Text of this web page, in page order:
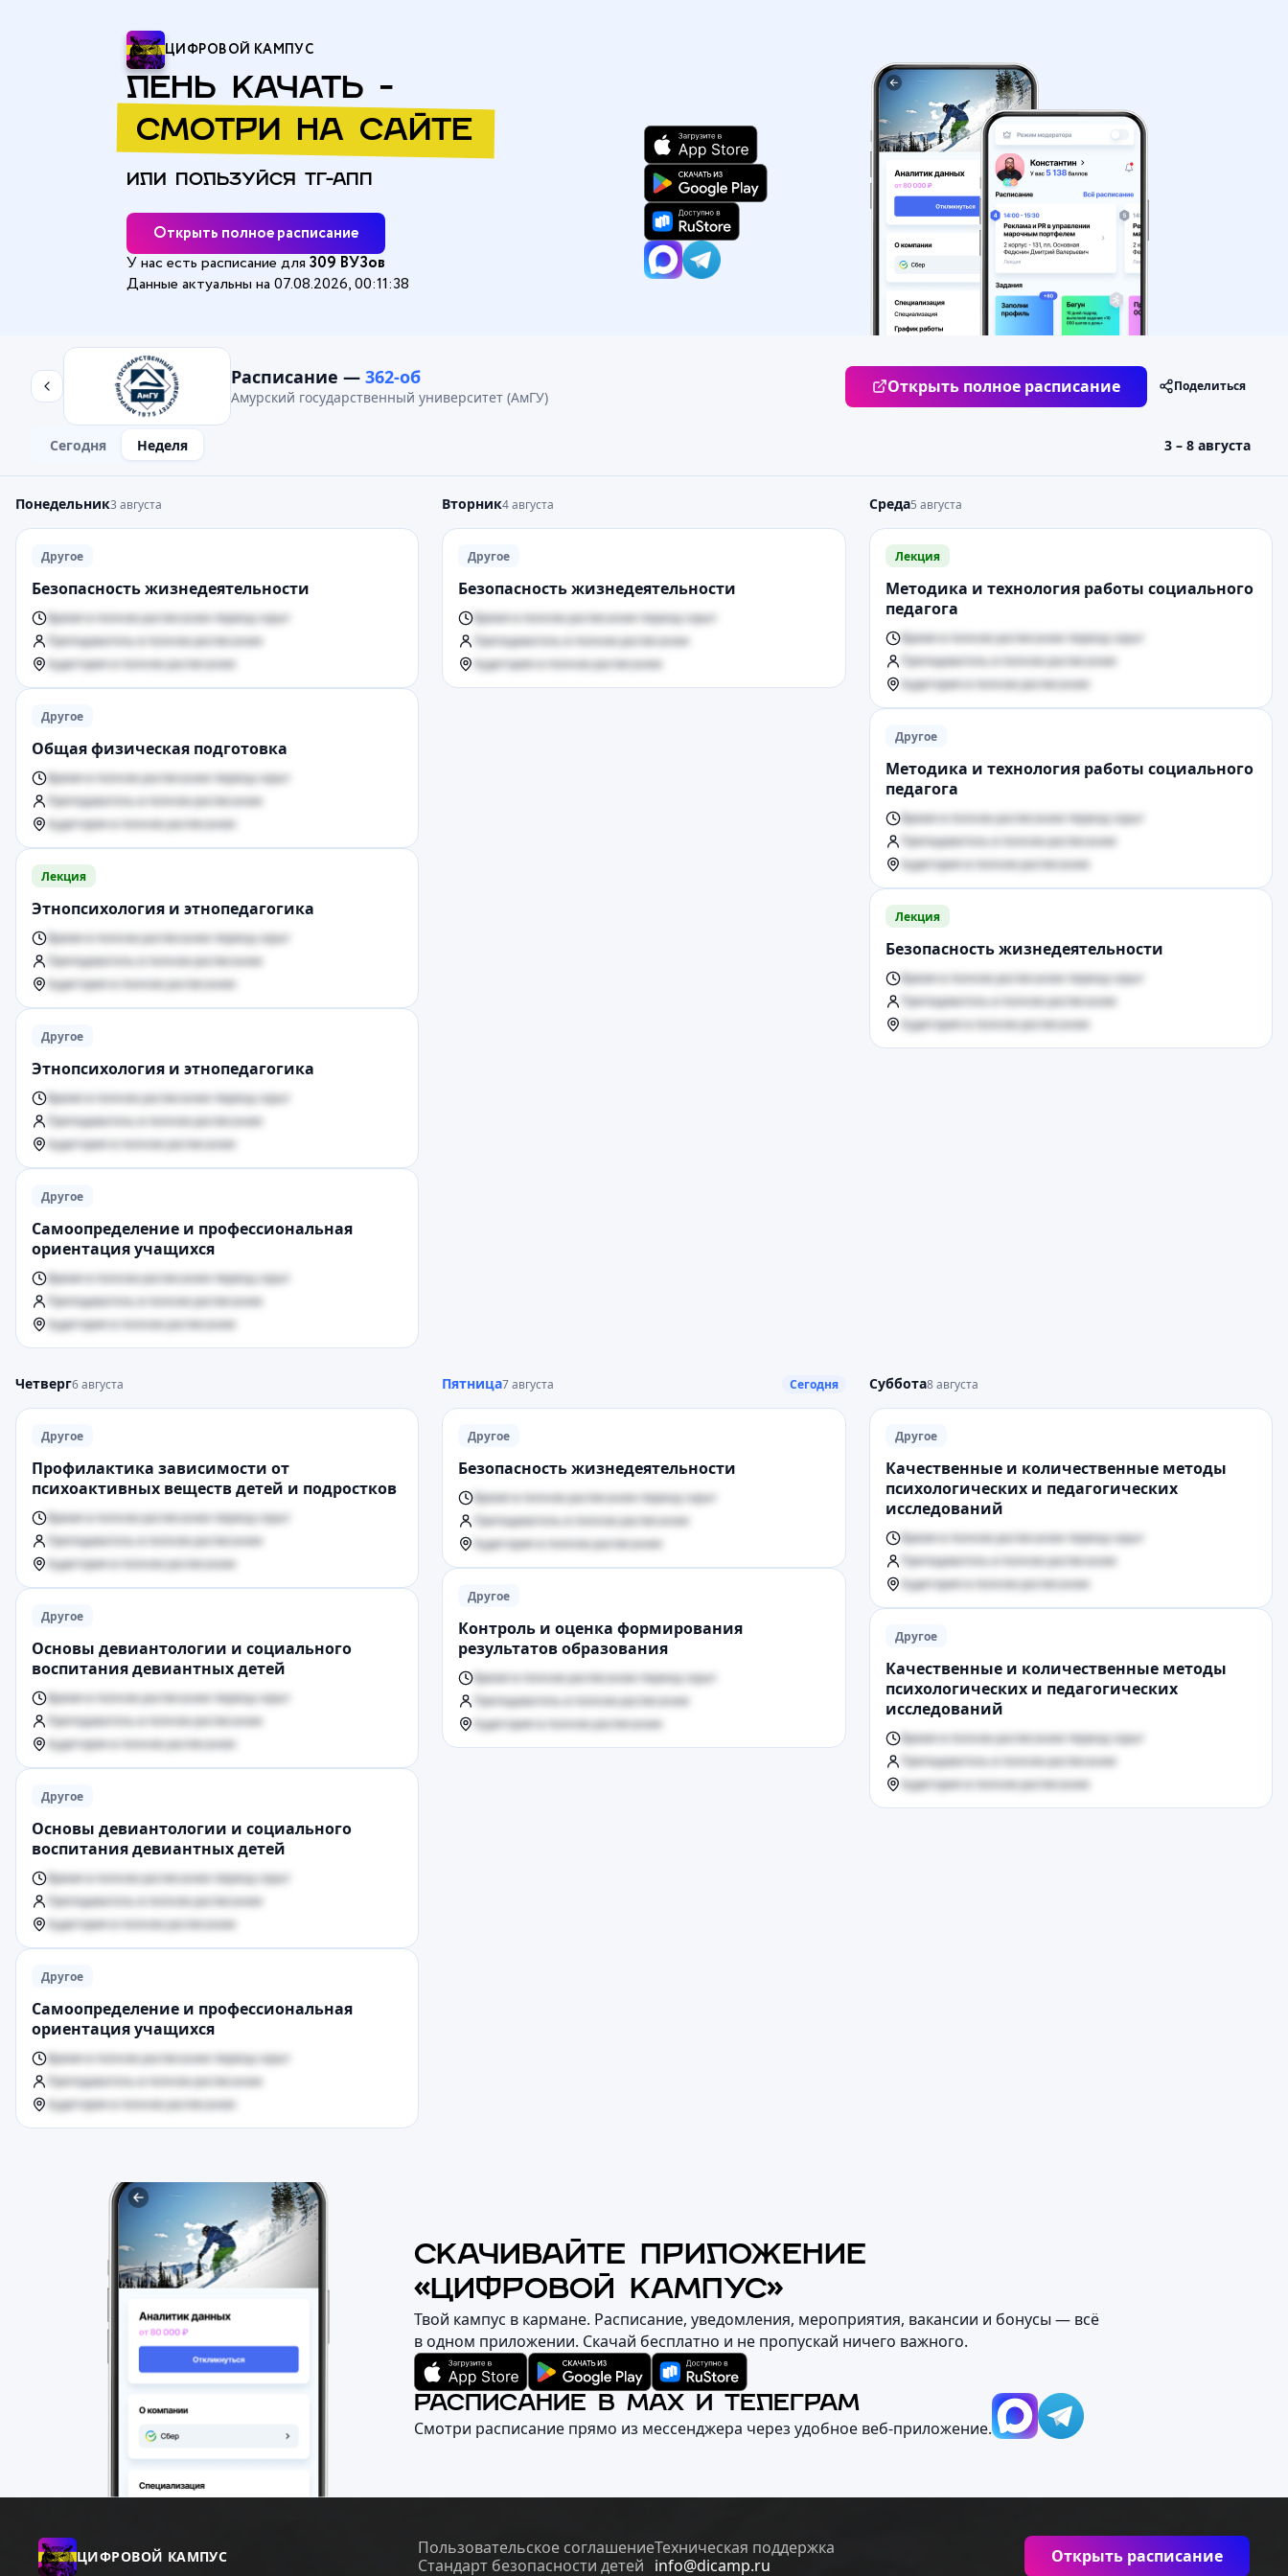
ЦИФРОВОЙ КАМПУС
ЛЕНЬ КАЧАТЬ -
СМОТРИ НА САЙТЕ
ИЛИ ПОЛЬЗУЙСЯ ТГ-АПП
Открыть полное расписание
У нас есть расписание для 309 ВУЗов
Данные актуальны на 07.08.2026, 00:11:38
Амурский государственный университет (АмГУ)
Расписание — 362-об
Амурский государственный университет (АмГУ)
Открыть полное расписание Поделиться
Сегодня Неделя 3 – 8 августа
Понедельник3 августа
Другое
Безопасность жизнедеятельности
Время в полном расписании период скрыт
Преподаватель в полном расписании
Аудитория в полном расписании
Другое
Общая физическая подготовка
Время в полном расписании период скрыт
Преподаватель в полном расписании
Аудитория в полном расписании
Лекция
Этнопсихология и этнопедагогика
Время в полном расписании период скрыт
Преподаватель в полном расписании
Аудитория в полном расписании
Другое
Этнопсихология и этнопедагогика
Время в полном расписании период скрыт
Преподаватель в полном расписании
Аудитория в полном расписании
Другое
Самоопределение и профессиональная
ориентация учащихся
Время в полном расписании период скрыт
Преподаватель в полном расписании
Аудитория в полном расписании
Вторник4 августа
Другое
Безопасность жизнедеятельности
Время в полном расписании период скрыт
Преподаватель в полном расписании
Аудитория в полном расписании
Среда5 августа
Лекция
Методика и технология работы социального
педагога
Время в полном расписании период скрыт
Преподаватель в полном расписании
Аудитория в полном расписании
Другое
Методика и технология работы социального
педагога
Время в полном расписании период скрыт
Преподаватель в полном расписании
Аудитория в полном расписании
Лекция
Безопасность жизнедеятельности
Время в полном расписании период скрыт
Преподаватель в полном расписании
Аудитория в полном расписании
Четверг6 августа
Другое
Профилактика зависимости от
психоактивных веществ детей и подростков
Время в полном расписании период скрыт
Преподаватель в полном расписании
Аудитория в полном расписании
Другое
Основы девиантологии и социального
воспитания девиантных детей
Время в полном расписании период скрыт
Преподаватель в полном расписании
Аудитория в полном расписании
Другое
Основы девиантологии и социального
воспитания девиантных детей
Время в полном расписании период скрыт
Преподаватель в полном расписании
Аудитория в полном расписании
Другое
Самоопределение и профессиональная
ориентация учащихся
Время в полном расписании период скрыт
Преподаватель в полном расписании
Аудитория в полном расписании
Пятница7 августа Сегодня
Другое
Безопасность жизнедеятельности
Время в полном расписании период скрыт
Преподаватель в полном расписании
Аудитория в полном расписании
Другое
Контроль и оценка формирования
результатов образования
Время в полном расписании период скрыт
Преподаватель в полном расписании
Аудитория в полном расписании
Суббота8 августа
Другое
Качественные и количественные методы
психологических и педагогических
исследований
Время в полном расписании период скрыт
Преподаватель в полном расписании
Аудитория в полном расписании
Другое
Качественные и количественные методы
психологических и педагогических
исследований
Время в полном расписании период скрыт
Преподаватель в полном расписании
Аудитория в полном расписании
СКАЧИВАЙТЕ ПРИЛОЖЕНИЕ
«ЦИФРОВОЙ КАМПУС»
Твой кампус в кармане. Расписание, уведомления, мероприятия, вакансии и бонусы — всё
в одном приложении. Скачай бесплатно и не пропускай ничего важного.
РАСПИСАНИЕ В MAX И ТЕЛЕГРАМ
Смотри расписание прямо из мессенджера через удобное веб‑приложение.
ЦИФРОВОЙ КАМПУС
Пользовательское соглашение
Стандарт безопасности детей
Техническая поддержка
info@dicamp.ru
Открыть расписание